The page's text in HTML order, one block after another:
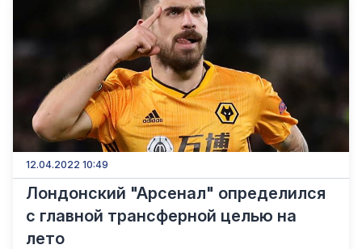
12.04.2022 10:49
Лондонский "Арсенал" определился
с главной трансферной целью на
лето